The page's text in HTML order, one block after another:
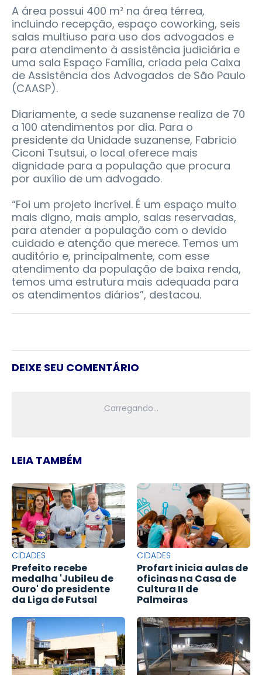
A área possui 400 m² na área térrea,
incluindo recepção, espaço coworking, seis
salas multiuso para uso dos advogados e
para atendimento à assistência judiciária e
uma sala Espaço Família, criada pela Caixa
de Assistência dos Advogados de São Paulo
(CAASP).
Diariamente, a sede suzanense realiza de 70
a 100 atendimentos por dia. Para o
presidente da Unidade suzanense, Fabricio
Ciconi Tsutsui, o local oferece mais
dignidade para a população que procura
por auxílio de um advogado.
“Foi um projeto incrível. É um espaço muito
mais digno, mais amplo, salas reservadas,
para atender a população com o devido
cuidado e atenção que merece. Temos um
auditório e, principalmente, com esse
atendimento da população de baixa renda,
temos uma estrutura mais adequada para
os atendimentos diários”, destacou.
DEIXE SEU COMENTÁRIO
LEIA TAMBÉM
CIDADES
Prefeito recebe
medalha 'Jubileu de
Ouro' do presidente
da Liga de Futsal
CIDADES
Profart inicia aulas de
oficinas na Casa de
Cultura II de
Palmeiras